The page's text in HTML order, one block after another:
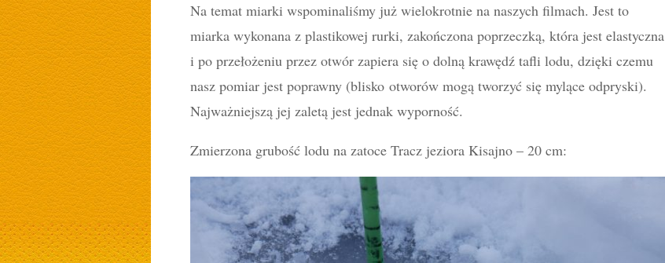
Na temat miarki wspominaliśmy już wielokrotnie na naszych filmach. Jest to
miarka wykonana z plastikowej rurki, zakończona poprzeczką, która jest elastyczna
i po przełożeniu przez otwór zapiera się o dolną krawędź tafli lodu, dzięki czemu
nasz pomiar jest poprawny (blisko otworów mogą tworzyć się mylące odpryski).
Najważniejszą jej zaletą jest jednak wyporność.
Zmierzona grubość lodu na zatoce Tracz jeziora Kisajno – 20 cm: